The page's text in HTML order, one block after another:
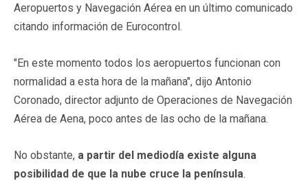
Aeropuertos y Navegación Aérea en un último comunicado
citando información de Eurocontrol.
"En este momento todos los aeropuertos funcionan con
normalidad a esta hora de la mañana", dijo Antonio
Coronado, director adjunto de Operaciones de Navegación
Aérea de Aena, poco antes de las ocho de la mañana.
No obstante, a partir del mediodía existe alguna
posibilidad de que la nube cruce la península.